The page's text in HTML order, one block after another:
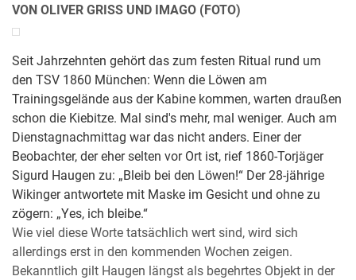
VON OLIVER GRISS UND IMAGO (FOTO)
Seit Jahrzehnten gehört das zum festen Ritual rund um
den TSV 1860 München: Wenn die Löwen am
Trainingsgelände aus der Kabine kommen, warten draußen
schon die Kiebitze. Mal sind's mehr, mal weniger. Auch am
Dienstagnachmittag war das nicht anders. Einer der
Beobachter, der eher selten vor Ort ist, rief 1860-Torjäger
Sigurd Haugen zu: „Bleib bei den Löwen!“ Der 28-jährige
Wikinger antwortete mit Maske im Gesicht und ohne zu
zögern: „Yes, ich bleibe.“
Wie viel diese Worte tatsächlich wert sind, wird sich
allerdings erst in den kommenden Wochen zeigen.
Bekanntlich gilt Haugen längst als begehrtes Objekt in der